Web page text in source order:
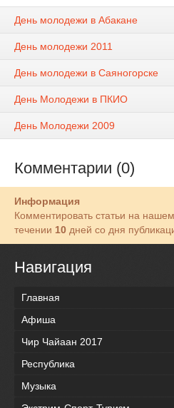
День молодежи в Абакане
День молодежи 2011
День молодежи в Саяногорске
День Молодежи в ПКИО
День Молодежи 2009
Комментарии (0)
Информация
Комментировать статьи на
течении 10 дней со дня
Навигация
Главная
Афиша
Чир Чайаан 2017
Республика
Музыка